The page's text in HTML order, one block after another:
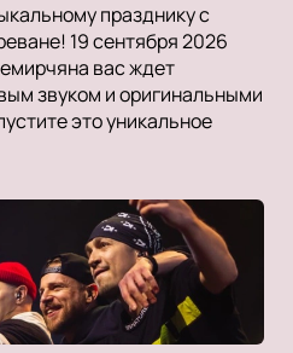
празднику с
19 сентября 2026
вас ждет
звуком и оригинальными
это уникальное